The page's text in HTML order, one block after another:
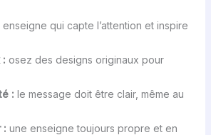
qui capte l’attention et inspire
: osez des designs originaux pour
: le message doit être clair, même au
: une enseigne toujours propre et en